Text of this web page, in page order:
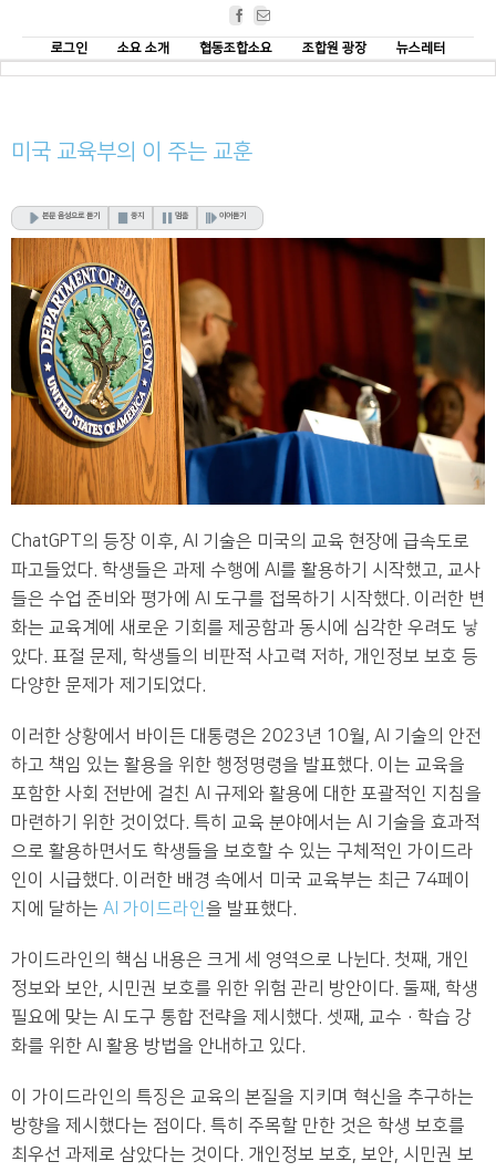
Facebook
로그인
소요 소개 협동조합소요 조합원 광장 뉴스레터
미국 교육부의 이 주는 교훈
본문 음성으로 듣기 중지 멈춤 이어듣기
ChatGPT의 등장 이후, AI 기술은 미국의 교육 현장에 급속도로
파고들었다. 학생들은 과제 수행에 AI를 활용하기 시작했고, 교사
들은 수업 준비와 평가에 AI 도구를 접목하기 시작했다. 이러한 변
화는 교육계에 새로운 기회를 제공함과 동시에 심각한 우려도 낳
았다. 표절 문제, 학생들의 비판적 사고력 저하, 개인정보 보호 등
다양한 문제가 제기되었다.
이러한 상황에서 바이든 대통령은 2023년 10월, AI 기술의 안전
하고 책임 있는 활용을 위한 행정명령을 발표했다. 이는 교육을
포함한 사회 전반에 걸친 AI 규제와 활용에 대한 포괄적인 지침을
마련하기 위한 것이었다. 특히 교육 분야에서는 AI 기술을 효과적
으로 활용하면서도 학생들을 보호할 수 있는 구체적인 가이드라
인이 시급했다. 이러한 배경 속에서 미국 교육부는 최근 74페이
지에 달하는 AI 가이드라인을 발표했다.
가이드라인의 핵심 내용은 크게 세 영역으로 나뉜다. 첫째, 개인
정보와 보안, 시민권 보호를 위한 위험 관리 방안이다. 둘째, 학생
필요에 맞는 AI 도구 통합 전략을 제시했다. 셋째, 교수·학습 강
화를 위한 AI 활용 방법을 안내하고 있다.
이 가이드라인의 특징은 교육의 본질을 지키며 혁신을 추구하는
방향을 제시했다는 점이다. 특히 주목할 만한 것은 학생 보호를
최우선 과제로 삼았다는 것이다. 개인정보 보호, 보안, 시민권 보